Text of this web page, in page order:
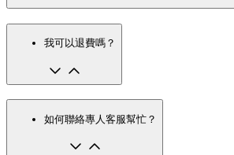
我可以退費嗎？
如何聯絡專人客服幫忙？